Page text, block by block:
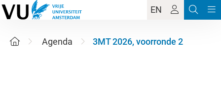
EN
Agenda 3MT 2026, voorronde 2